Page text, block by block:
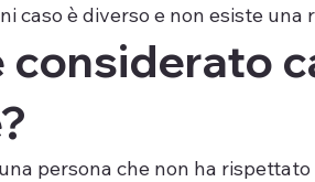
caso è diverso e non esiste
considerato
persona che non ha